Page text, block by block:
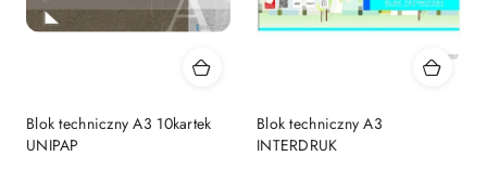
Blok techniczny A3 10kartek
UNIPAP
Blok techniczny A3
INTERDRUK